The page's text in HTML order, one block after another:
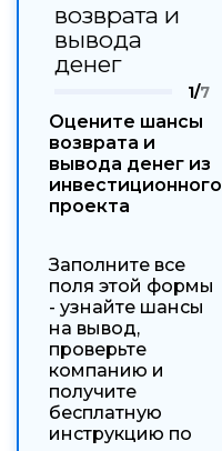
возврата и
вывода
денег
1/7
Оцените шансы
возврата и
вывода денег из
инвестиционного
проекта
Заполните все
поля этой формы
- узнайте шансы
на вывод,
проверьте
компанию и
получите
бесплатную
инструкцию по